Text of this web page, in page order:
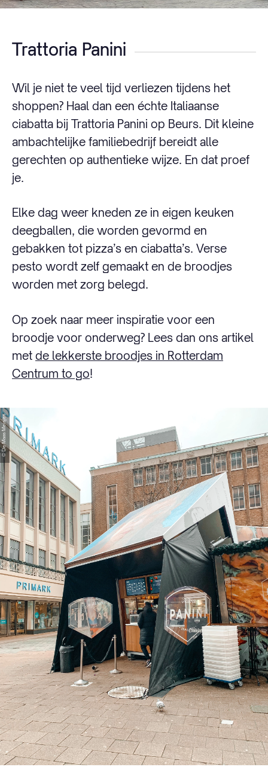
Trattoria Panini
Wil je niet te veel tijd verliezen tijdens het
shoppen? Haal dan een échte Italiaanse
ciabatta bij Trattoria Panini op Beurs. Dit kleine
ambachtelijke familiebedrijf bereidt alle
gerechten op authentieke wijze. En dat proef
je.
Elke dag weer kneden ze in eigen keuken
deegballen, die worden gevormd en
gebakken tot pizza’s en ciabatta’s. Verse
pesto wordt zelf gemaakt en de broodjes
worden met zorg belegd.
Op zoek naar meer inspiratie voor een
broodje voor onderweg? Lees dan ons artikel
met de lekkerste broodjes in Rotterdam
Centrum to go!
© De Maas Meisjes